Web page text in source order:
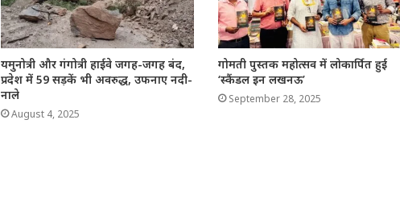
यमुनोत्री और गंगोत्री हाईवे जगह-जगह बंद,
प्रदेश में 59 सड़कें भी अवरुद्ध, उफनाए नदी-
नाले
August 4, 2025
गोमती पुस्तक महोत्सव में लोकार्पित हुई
‘स्कैंडल इन लखनऊ’
September 28, 2025